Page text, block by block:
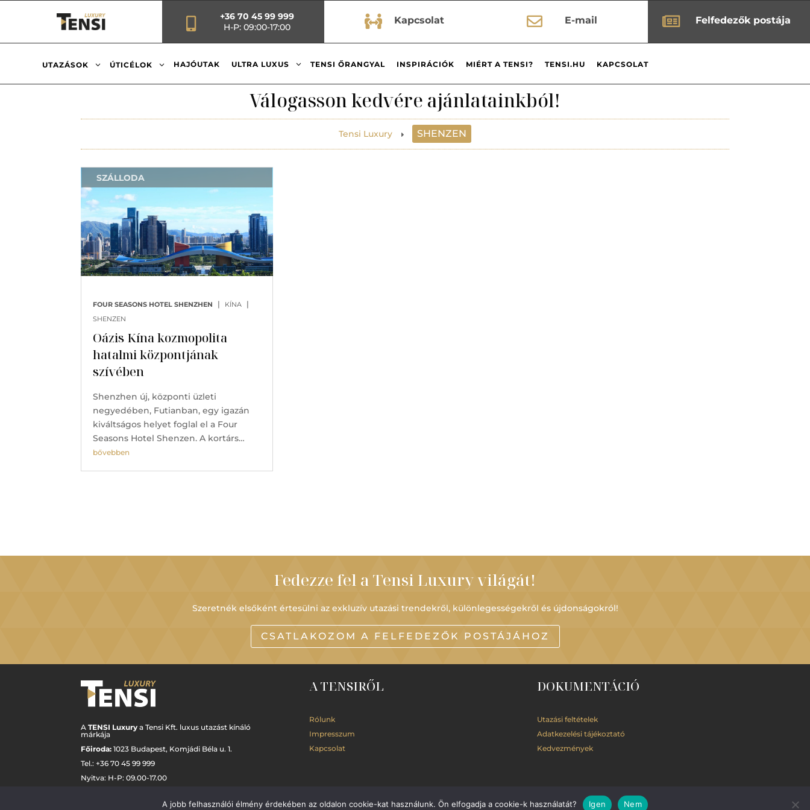
+36 70 45 99 999
H-P: 09:00-17:00
 Kapcsolat  Felfedezők postája
 E-mail
UTAZÁSOK 3 ÚTICÉLOK 3 HAJÓUTAK ULTRA LUXUS 3 TENSI ŐRANGYAL INSPIRÁCIÓK MIÉRT A TENSI? TENSI.HU KAPCSOLAT
Válogasson kedvére ajánlatainkból!
Tensi Luxury E SHENZEN
Oázis Kína kozmopolita
hatalmi központjának
szívében
FOUR SEASONS HOTEL SHENZHEN | KÍNA |
SHENZEN
SZÁLLODA
Shenzhen új, központi üzleti
negyedében, Futianban, egy igazán
kiváltságos helyet foglal el a Four
Seasons Hotel Shenzen. A kortárs…
bővebben
Fedezze fel a Tensi Luxury világát!
Szeretnék elsőként értesülni az exkluzív utazási trendekről, különlegességekről és újdonságokról!
CSATLAKOZOM A FELFEDEZŐK POSTÁJÁHOZ
ATENSI Luxury a Tensi Kft. luxus utazást kínáló
márkája
Főiroda:1023 Budapest, Komjádi Béla u. 1.
Tel.: +36 70 45 99 999
Nyitva: H-P: 09.00-17.00
A TENSIRŐL
Rólunk
Impresszum
Kapcsolat
DOKUMENTÁCIÓ
Utazási feltételek
Adatkezelési tájékoztató
Kedvezmények
A jobb felhasználói élmény érdekében az oldalon cookie-kat használunk. Ön elfogadja a cookie-k használatát? Igen Nem